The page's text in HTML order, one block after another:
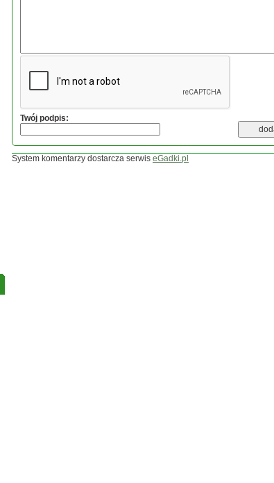
Twój podpis:
System komentarzy dostarcza serwis eGadki.pl